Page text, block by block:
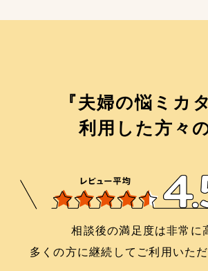
『夫婦の悩ミカ
利用した方々
相談後の満足度は非常に
多くの方に継続してご利用いただ